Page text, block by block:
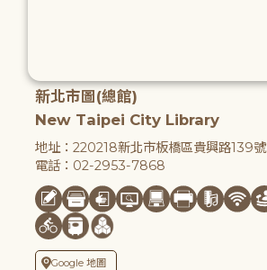
新北市圖(總館)
New Taipei City Library
地址：220218新北市板橋區貴興路139號
電話：02-2953-7868
Google 地圖